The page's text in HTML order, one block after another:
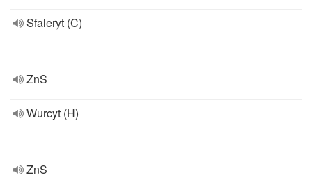
Sfaleryt (C)
ZnS
Wurcyt (H)
ZnS